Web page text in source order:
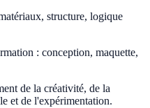
structure, logique
: conception, maquette,
de la créativité, de la
et de l'expérimentation.